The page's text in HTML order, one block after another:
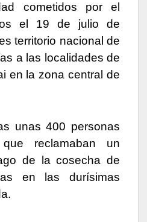
cometidos por el
el 19 de julio de
territorio nacional de
a las localidades de
en la zona central de
unas 400 personas
reclamaban un
de la cosecha de
en las durísimas